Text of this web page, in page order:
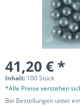
41,20 € *
Inhalt: 100 Stück
*Alle Preise verstehen
Bei Bestellungen unter